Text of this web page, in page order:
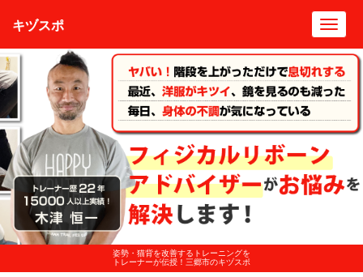
姿勢・猫背を改善するトレーニングを
トレーナーが伝授！三郷市のキヅスポ
キヅスポ